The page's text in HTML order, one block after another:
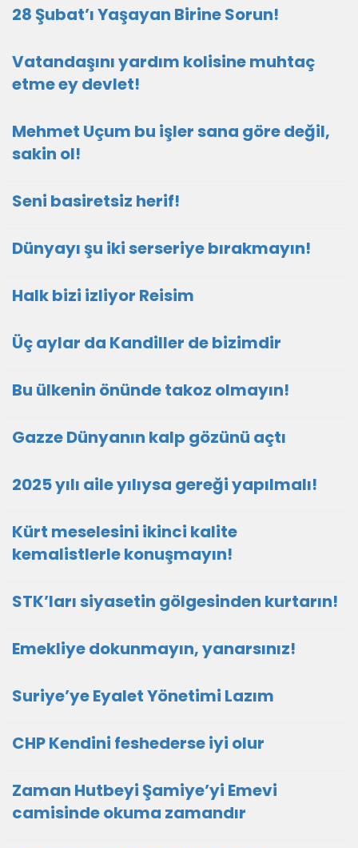
28 Şubat’ı Yaşayan Birine Sorun!
Vatandaşını yardım kolisine muhtaç
etme ey devlet!
Mehmet Uçum bu işler sana göre değil,
sakin ol!
Seni basiretsiz herif!
Dünyayı şu iki serseriye bırakmayın!
Halk bizi izliyor Reisim
Üç aylar da Kandiller de bizimdir
Bu ülkenin önünde takoz olmayın!
Gazze Dünyanın kalp gözünü açtı
2025 yılı aile yılıysa gereği yapılmalı!
Kürt meselesini ikinci kalite
kemalistlerle konuşmayın!
STK’ları siyasetin gölgesinden kurtarın!
Emekliye dokunmayın, yanarsınız!
Suriye’ye Eyalet Yönetimi Lazım
CHP Kendini feshederse iyi olur
Zaman Hutbeyi Şamiye’yi Emevi
camisinde okuma zamandır